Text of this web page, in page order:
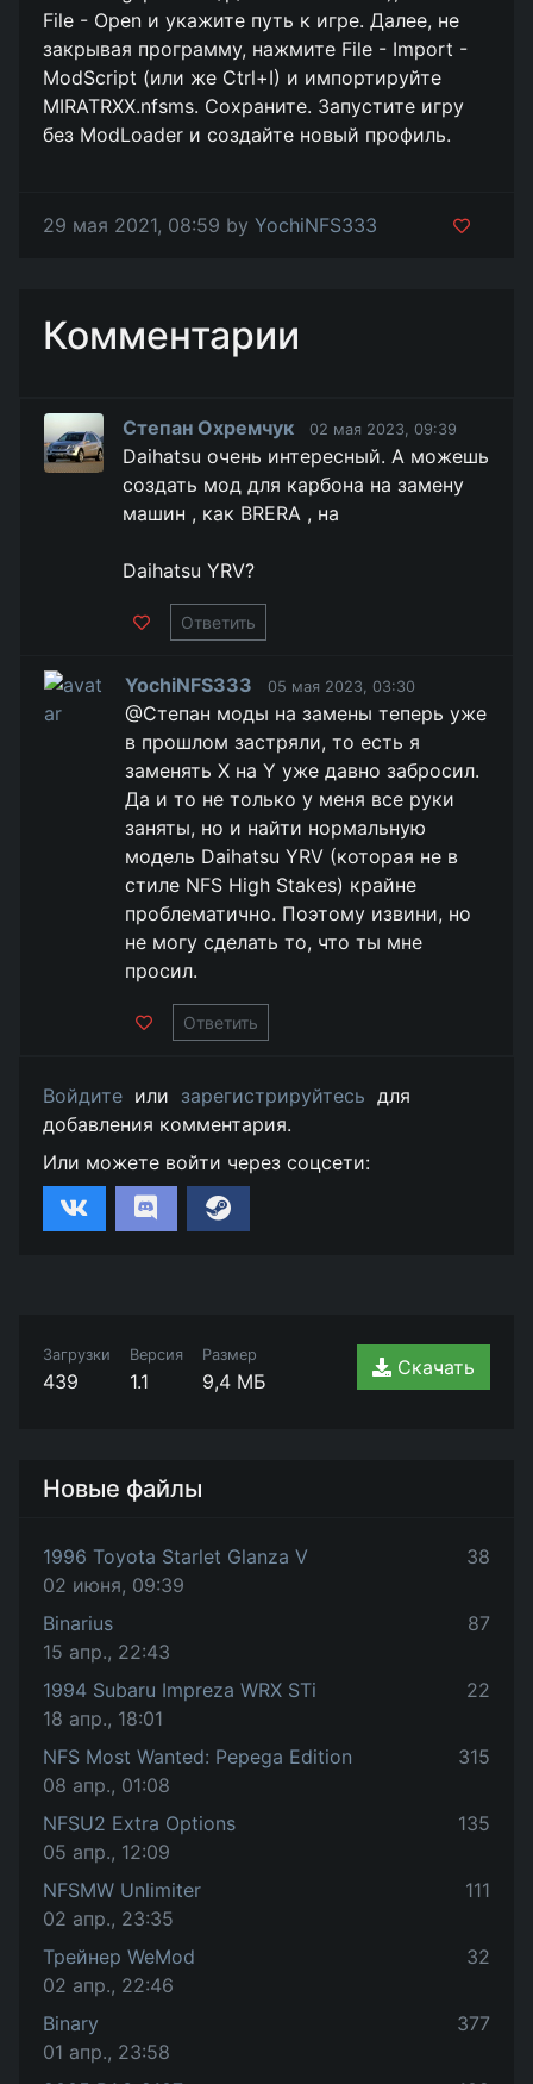
File - Open и укажите путь к игре. Далее, не
закрывая программу, нажмите File - Import -
ModScript (или же Ctrl+I) и импортируйте
MIRATRXX.nfsms. Сохраните. Запустите игру
без ModLoader и создайте новый профиль.
29 мая 2021, 08:59 by YochiNFS333
Комментарии
Степан Охремчук 02 мая 2023, 09:39
Daihatsu очень интересный. А можешь
создать мод для карбона на замену
машин , как BRERA , на
Daihatsu YRV?
Ответить
YochiNFS333 05 мая 2023, 03:30
@Степан моды на замены теперь уже
в прошлом застряли, то есть я
заменять X на Y уже давно забросил.
Да и то не только у меня все руки
заняты, но и найти нормальную
модель Daihatsu YRV (которая не в
стиле NFS High Stakes) крайне
проблематично. Поэтому извини, но
не могу сделать то, что ты мне
просил.
Ответить
Войдите или зарегистрируйтесь для
добавления комментария.
Или можете войти через соцсети:
Загрузки
439
Версия
1.1
Размер
9,4 МБ
Скачать
Новые файлы
1996 Toyota Starlet Glanza V
02 июня, 09:39
38
Binarius
15 апр., 22:43
87
1994 Subaru Impreza WRX STi
18 апр., 18:01
22
NFS Most Wanted: Pepega Edition
08 апр., 01:08
315
NFSU2 Extra Options
05 апр., 12:09
135
NFSMW Unlimiter
02 апр., 23:35
111
Трейнер WeMod
02 апр., 22:46
32
Binary
01 апр., 23:58
377